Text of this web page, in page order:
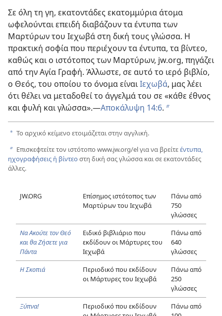
Σε όλη τη γη, εκατοντάδες εκατομμύρια άτομα
ωφελούνται επειδή διαβάζουν τα έντυπα των
Μαρτύρων του Ιεχωβά στη δική τους γλώσσα. Η
πρακτική σοφία που περιέχουν τα έντυπα, τα βίντεο,
καθώς και ο ιστότοπος των Μαρτύρων, jw.org, πηγάζει
από την Αγία Γραφή. Άλλωστε, σε αυτό το ιερό βιβλίο,
ο Θεός, του οποίου το όνομα είναιΙεχωβά, μας λέει
ότι θέλει να μεταδοθεί το άγγελμά του σε «κάθε έθνος
και φυλή και γλώσσα».—Αποκάλυψη 14:6. b
a Το αρχικό κείμενο ετοιμάζεται στην αγγλική.
b Επισκεφτείτε τον ιστότοπο www.jw.org/el για να βρείτεέντυπα,
ηχογραφήσεις ή βίντεο στη δική σας γλώσσα και σε εκατοντάδες
άλλες.
JW.ORG
Επίσημος ιστότοπος των
Μαρτύρων του Ιεχωβά
Πάνω από
750
γλώσσες
Να Ακούτε τον Θεό
και θα Ζήσετε για
Πάντα
Ειδικό βιβλιάριο που
εκδίδουν οι Μάρτυρες του
Ιεχωβά
Πάνω από
640
γλώσσες
Η Σκοπιά
Περιοδικό που εκδίδουν
οι Μάρτυρες του Ιεχωβά
Πάνω από
250
γλώσσες
Ξύπνα!
Περιοδικό που εκδίδουν
Πάνω από